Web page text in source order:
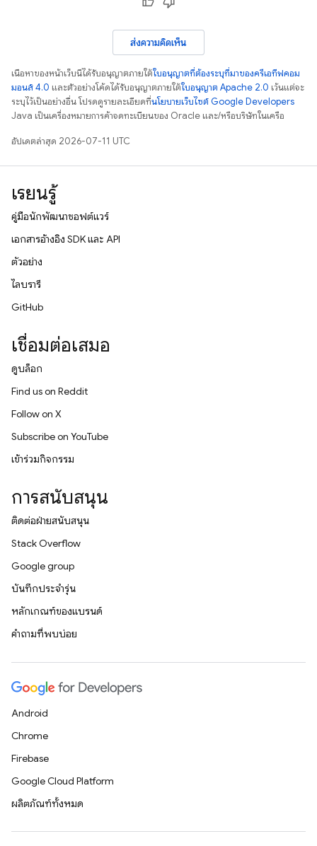
ส่งความคิดเห็น
เนื้อหาของหน้าเว็บนี้ได้รับอนุญาตภายใต้ใบอนุญาตที่ต้องระบุที่มาของครีเอทีฟคอม
มอนส์ 4.0 และตัวอย่างโค้ดได้รับอนุญาตภายใต้ใบอนุญาต Apache 2.0 เว้นแต่จะ
ระบุไว้เป็นอย่างอื่น โปรดดูรายละเอียดที่นโยบายเว็บไซต์ Google Developers
Java เป็นเครื่องหมายการค้าจดทะเบียนของ Oracle และ/หรือบริษัทในเครือ
อัปเดตล่าสุด 2026-07-11 UTC
เรียนรู้
คู่มือนักพัฒนาซอฟต์แวร์
เอกสารอ้างอิง SDK และ API
ตัวอย่าง
ไลบรารี
GitHub
เชื่อมต่อเสมอ
ดูบล็อก
Find us on Reddit
Follow on X
Subscribe on YouTube
เข้าร่วมกิจกรรม
การสนับสนุน
ติดต่อฝ่ายสนับสนุน
Stack Overflow
Google group
บันทึกประจำรุ่น
หลักเกณฑ์ของแบรนด์
คำถามที่พบบ่อย
Android
Chrome
Firebase
Google Cloud Platform
ผลิตภัณฑ์ทั้งหมด